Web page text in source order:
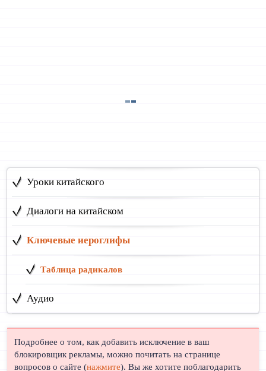
Уроки китайского
Диалоги на китайском
Ключевые иероглифы
Таблица радикалов
Аудио
Подробнее о том, как добавить исключение в ваш
блокировщик рекламы, можно почитать на странице
вопросов о сайте (нажмите). Вы же хотите поблагодарить